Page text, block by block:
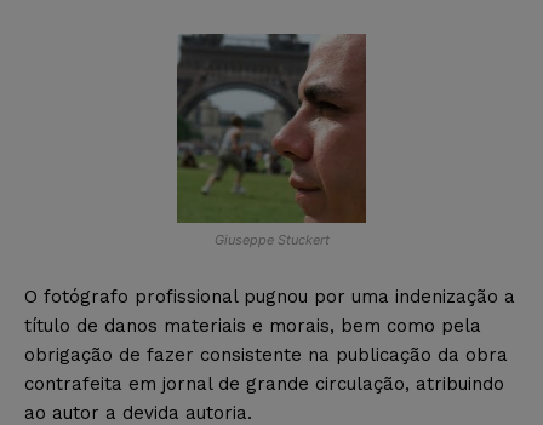
Giuseppe Stuckert
O fotógrafo profissional pugnou por uma indenização a
título de danos materiais e morais, bem como pela
obrigação de fazer consistente na publicação da obra
contrafeita em jornal de grande circulação, atribuindo
ao autor a devida autoria.